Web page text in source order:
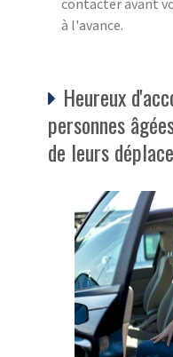
contacter avant
à l'avance.
Heureux
personnes
de leurs